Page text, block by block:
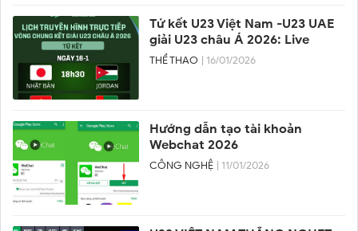
Tứ kết U23 Việt Nam -U23 UAE
giải U23 châu Á 2026: Live
THỂ THAO | 16/01/2026
Hướng dẫn tạo tài khoản
Webchat 2026
CÔNG NGHỆ | 11/01/2026